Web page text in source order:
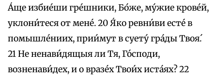
А́ще избие́ши гре́шники, Бо́же, му́жие крове́й,
уклони́теся от мене́. 20 Я́ко ревни́ви есте́ в
помышле́ниих, прии́мут в суету́ гра́ды Твоя́.
21 Не ненави́дящыя ли Тя, Го́споди,
возненави́дех, и о вразе́х Твои́х иста́ях? 22